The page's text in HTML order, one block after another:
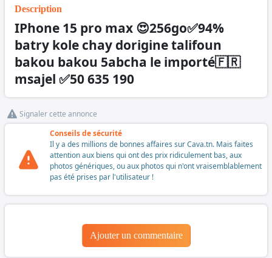
Description
IPhone 15 pro max 😍256go✅94%
batry kole chay dorigine talifoun
bakou bakou 5abcha le importé🇫🇷
msajel ✅50 635 190
Signaler cette annonce
Conseils de sécurité
Il y a des millions de bonnes affaires sur Cava.tn. Mais faites
attention aux biens qui ont des prix ridiculement bas, aux
photos génériques, ou aux photos qui n'ont vraisemblablement
pas été prises par l'utilisateur !
Ajouter un commentaire